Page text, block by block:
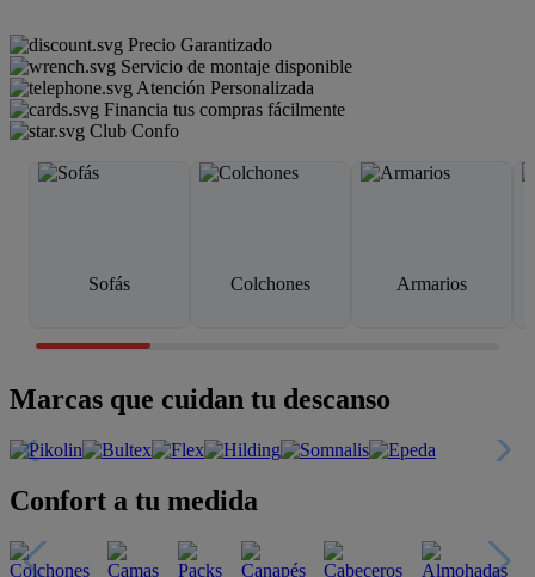
Precio Garantizado
Servicio de montaje disponible
Atención Personalizada
Financia tus compras fácilmente
Club Confo
Sofás Colchones Armarios
Marcas que cuidan tu descanso
Confort a tu medida